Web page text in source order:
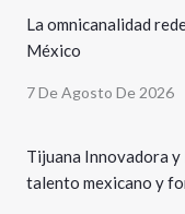
La omnicanalidad
México
7 De Agosto De 2026
Tijuana Innovadora
talento mexicano y